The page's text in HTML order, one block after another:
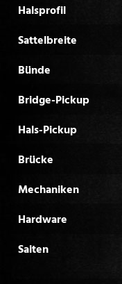
Halsprofil
Sattelbreite
Bünde
Bridge-Pickup
Hals-Pickup
Brücke
Mechaniken
Hardware
Saiten